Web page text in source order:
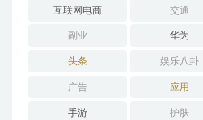
互联网电商 交通
副业 华为
头条 娱乐八卦
广告 应用
手游 护肤